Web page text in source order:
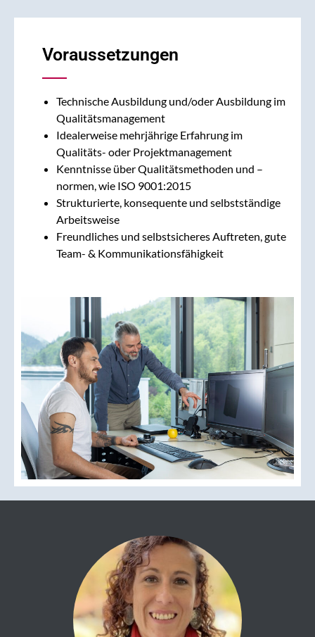
Voraussetzungen
Technische Ausbildung und/oder Ausbildung im
Qualitätsmanagement
Idealerweise mehrjährige Erfahrung im
Qualitäts- oder Projektmanagement
Kenntnisse über Qualitätsmethoden und –
normen, wie ISO 9001:2015
Strukturierte, konsequente und selbstständige
Arbeitsweise
Freundliches und selbstsicheres Auftreten, gute
Team- & Kommunikationsfähigkeit